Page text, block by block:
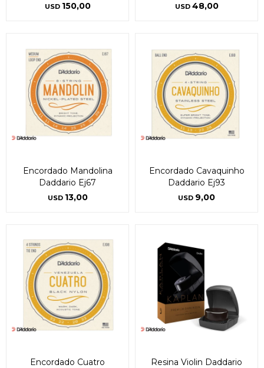
USD 150,00 USD 48,00
Encordado Mandolina
Daddario Ej67
USD 13,00
Encordado Cavaquinho
Daddario Ej93
USD 9,00
Encordado Cuatro
Resina Violin Daddario